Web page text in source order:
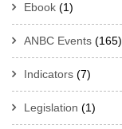
Ebook (1)
ANBC Events (165)
Indicators (7)
Legislation (1)